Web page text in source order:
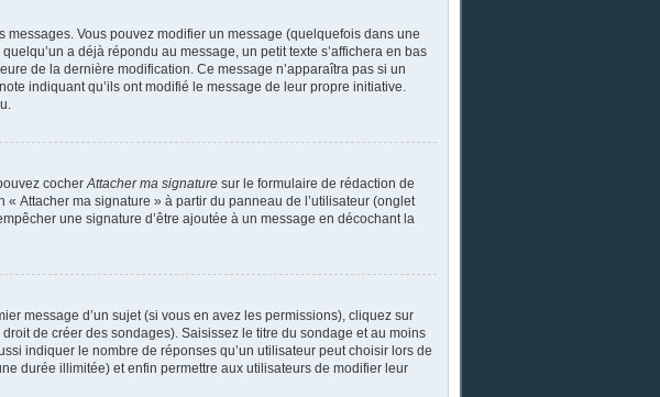
Vous pouvez modifier un message (quelquefois dans une
a déjà répondu au message, un petit texte s’affichera en bas
de la dernière modification. Ce message n’apparaîtra pas si un
indiquant qu’ils ont modifié le message de leur propre initiative.
cocherAttacher ma signature sur le formulaire de rédaction de
Attacher ma signature » à partir du panneau de l’utilisateur (onglet
une signature d’être ajoutée à un message en décochant la
message d’un sujet (si vous en avez les permissions), cliquez sur
de créer des sondages). Saisissez le titre du sondage et au moins
indiquer le nombre de réponses qu’un utilisateur peut choisir lors de
durée illimitée) et enfin permettre aux utilisateurs de modifier leur